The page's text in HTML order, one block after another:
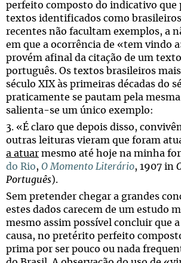
perfeito composto do indicativo que
textos identificados como
recentes não facultam exemplos, a
em que a ocorrência de «tem vindo
provém afinal da citação de um
português. Os textos brasileiros
século XIX às primeiras décadas do
praticamente se pautam pela
salienta-se um único exemplo:
3. «É claro que depois disso,
outras leituras vieram que foram
a atuar mesmo até hoje na minha
do Rio, O Momento Literário, 1907 in
Português).
Sem pretender chegar a grandes
estes dados carecem de um estudo
mesmo assim possível concluir que
causa, no pretérito perfeito
prima por ser pouco ou nada